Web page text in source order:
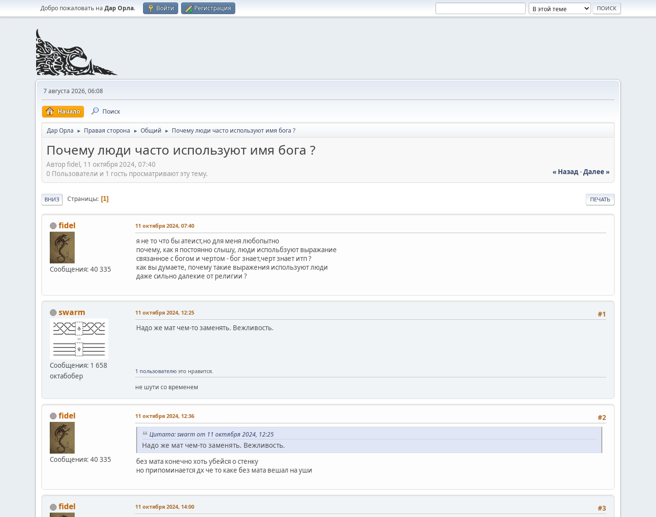
Добро пожаловать на Дар Орла. Войти Регистрация
7 августа 2026, 06:08
Начало Поиск
Дар Орла ► Правая сторона ► Общий ► Почему люди часто используют имя бога ?
Почему люди часто используют имя бога ?
Автор fidel, 11 октября 2024, 07:40
« Назад-Далее »
0 Пользователи и 1 гость просматривают эту тему.
ПЕЧАТЬ
ВНИЗ Страницы 1
fidel
Сообщения: 40 335
11 октября 2024, 07:40
я не то что бы атеист,но для меня любопытно
почему, как я постоянно слышу, люди испольбзуют выражание
связанное с богом и чертом - бог знает,черт знает итп ?
как вы думаете, почему такие выражения используют люди
даже сильно далекие от религии ?
swarm
Сообщения: 1 658
октабобер
#1
11 октября 2024, 12:25
Надо же мат чем-то заменять. Вежливость.
1 пользователю это нравится.
не шути со временем
fidel
Сообщения: 40 335
#2
11 октября 2024, 12:36
Цитата: swarm от 11 октября 2024, 12:25
Надо же мат чем-то заменять. Вежливость.
без мата конечно хоть убейся о стенку
но припоминается дх че то каке без мата вешал на уши
fidel #3
11 октября 2024, 14:00